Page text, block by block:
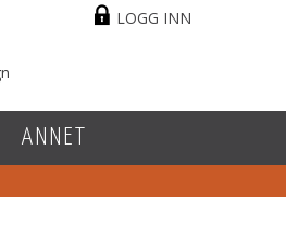
LOGG INN
ANNET